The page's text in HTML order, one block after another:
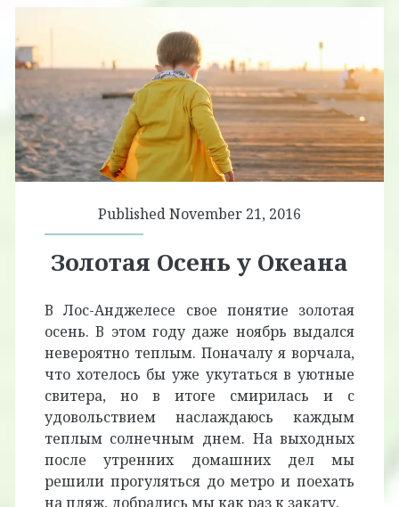
Published November 21, 2016
Золотая Осень у Океана
В Лос-Анджелесе свое понятие золотая
осень. В этом году даже ноябрь выдался
невероятно теплым. Поначалу я ворчала,
что хотелось бы уже укутаться в уютные
свитера, но в итоге смирилась и с
удовольствием наслаждаюсь каждым
теплым солнечным днем. На выходных
после утренних домашних дел мы
решили прогуляться до метро и поехать
на пляж, добрались мы как раз к закату.